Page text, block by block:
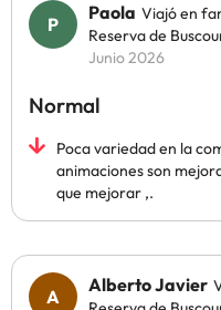
Paola Viajó en
Reserva de
Junio 2026
Normal
Poca variedad en la
animaciones son
que mejorar ,.
Alberto Javier